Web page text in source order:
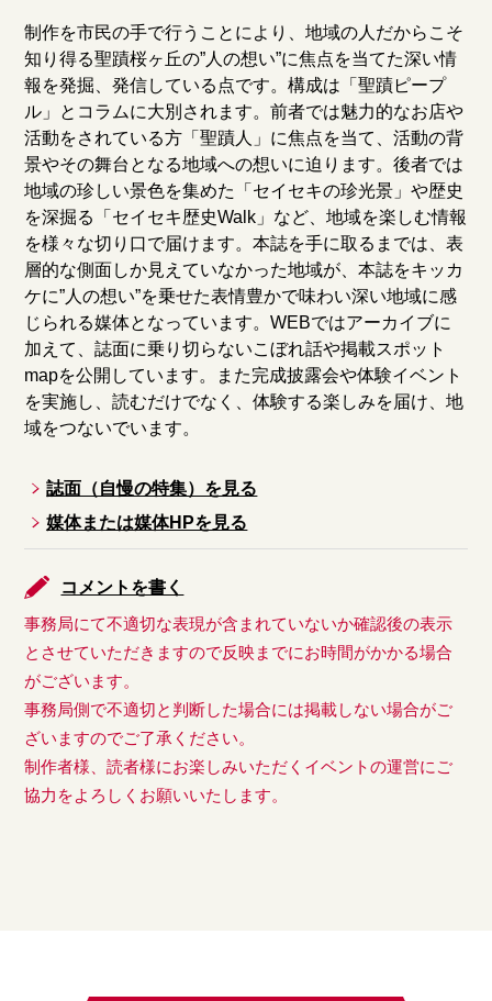
制作を市民の手で行うことにより、地域の人だからこそ
知り得る聖蹟桜ヶ丘の”人の想い”に焦点を当てた深い情
報を発掘、発信している点です。構成は「聖蹟ピープ
ル」とコラムに大別されます。前者では魅力的なお店や
活動をされている方「聖蹟人」に焦点を当て、活動の背
景やその舞台となる地域への想いに迫ります。後者では
地域の珍しい景色を集めた「セイセキの珍光景」や歴史
を深掘る「セイセキ歴史Walk」など、地域を楽しむ情報
を様々な切り口で届けます。本誌を手に取るまでは、表
層的な側面しか見えていなかった地域が、本誌をキッカ
ケに”人の想い”を乗せた表情豊かで味わい深い地域に感
じられる媒体となっています。WEBではアーカイブに
加えて、誌面に乗り切らないこぼれ話や掲載スポット
mapを公開しています。また完成披露会や体験イベント
を実施し、読むだけでなく、体験する楽しみを届け、地
域をつないでいます。
誌面（自慢の特集）を見る
媒体または媒体HPを見る
コメントを書く
事務局にて不適切な表現が含まれていないか確認後の表示
とさせていただきますので反映までにお時間がかかる場合
がございます。
事務局側で不適切と判断した場合には掲載しない場合がご
ざいますのでご了承ください。
制作者様、読者様にお楽しみいただくイベントの運営にご
協力をよろしくお願いいたします。